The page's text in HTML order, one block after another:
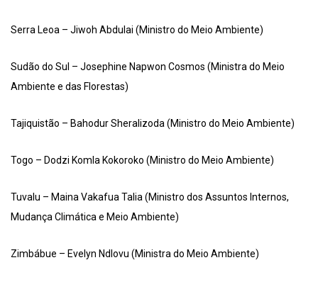
Serra Leoa – Jiwoh Abdulai (Ministro do Meio Ambiente)
Sudão do Sul – Josephine Napwon Cosmos (Ministra do Meio
Ambiente e das Florestas)
Tajiquistão – Bahodur Sheralizoda (Ministro do Meio Ambiente)
Togo – Dodzi Komla Kokoroko (Ministro do Meio Ambiente)
Tuvalu – Maina Vakafua Talia (Ministro dos Assuntos Internos,
Mudança Climática e Meio Ambiente)
Zimbábue – Evelyn Ndlovu (Ministra do Meio Ambiente)